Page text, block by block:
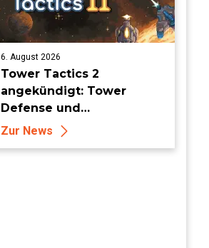
6. August 2026
Tower Tactics 2
angekündigt: Tower
Defense und
Deckbuilding Kombo
kehrt zurück
Zur News